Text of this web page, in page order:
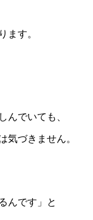
ます。
んでいても、
気づきません。
んです」と